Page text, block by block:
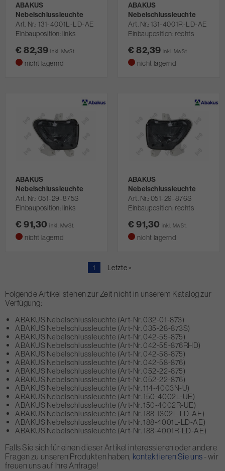
ABAKUS
Nebelschlussleuchte
Art. Nr. 131-4001L-LD-AE
Einbauposition: links
€ 82,39inkl. MwSt.
nicht lagernd
ABAKUS
Nebelschlussleuchte
Art. Nr. 131-4001R-LD-AE
Einbauposition: rechts
€ 82,39inkl. MwSt.
nicht lagernd
ABAKUS
Nebelschlussleuchte
Art. Nr. 051-29-875S
Einbauposition: links
€ 91,30inkl. MwSt.
nicht lagernd
ABAKUS
Nebelschlussleuchte
Art. Nr. 051-29-876S
Einbauposition: rechts
€ 91,30inkl. MwSt.
nicht lagernd
Aktuelle
Seite
1
Letzte
Letzte »
Folgende Artikel stehen zur Zeit nicht in unserem Katalog zur
Verfügung:
ABAKUS Nebelschlussleuchte (Art-Nr. 032-01-873)
ABAKUS Nebelschlussleuchte (Art-Nr. 035-28-873S)
ABAKUS Nebelschlussleuchte (Art-Nr. 042-55-875)
ABAKUS Nebelschlussleuchte (Art-Nr. 042-55-876RHD)
ABAKUS Nebelschlussleuchte (Art-Nr. 042-58-875)
ABAKUS Nebelschlussleuchte (Art-Nr. 042-58-876)
ABAKUS Nebelschlussleuchte (Art-Nr. 052-22-875)
ABAKUS Nebelschlussleuchte (Art-Nr. 052-22-876)
ABAKUS Nebelschlussleuchte (Art-Nr. 114-4003N-U)
ABAKUS Nebelschlussleuchte (Art-Nr. 150-4002L-UE)
ABAKUS Nebelschlussleuchte (Art-Nr. 150-4002R-UE)
ABAKUS Nebelschlussleuchte (Art-Nr. 188-1302L-LD-AE)
ABAKUS Nebelschlussleuchte (Art-Nr. 188-4001L-LD-AE)
ABAKUS Nebelschlussleuchte (Art-Nr. 188-4001R-LD-AE)
Falls Sie sich für einen dieser Artikel interessieren oder andere
Fragen zu unseren Produkten haben, kontaktieren Sie uns- wir
freuen uns auf Ihre Anfrage!